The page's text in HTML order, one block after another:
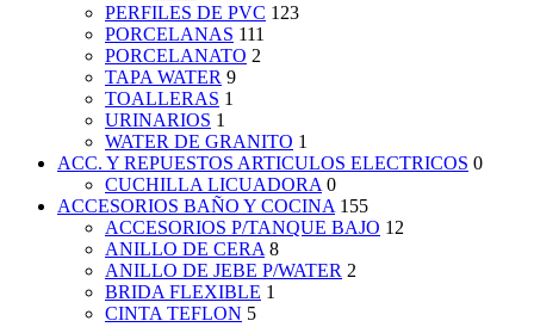
PERFILES DE PVC 123
PORCELANAS 111
PORCELANATO 2
TAPA WATER 9
TOALLERAS 1
URINARIOS 1
WATER DE GRANITO 1
ACC. Y REPUESTOS ARTICULOS ELECTRICOS 0
CUCHILLA LICUADORA 0
ACCESORIOS BAÑO Y COCINA 155
ACCESORIOS P/TANQUE BAJO 12
ANILLO DE CERA 8
ANILLO DE JEBE P/WATER 2
BRIDA FLEXIBLE 1
CINTA TEFLON 5